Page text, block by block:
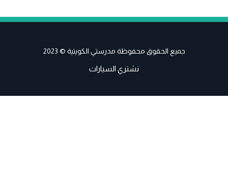
جميع الحقوق محفوظة مدرستي الكويتية © 2023
نشتري السيارات